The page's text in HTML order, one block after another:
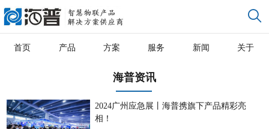
首页 产品 方案 服务 新闻 关于
海普资讯
2024广州应急展丨海普携旗下产品精彩亮
相！